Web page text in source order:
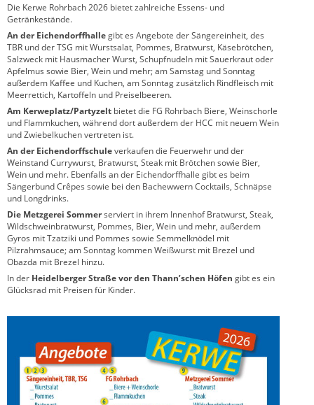
Die Kerwe Rohrbach 2026 bietet zahlreiche Essens- und
Getränkestände.
An der Eichendorffhallegibt es Angebote der Sängereinheit, des
TBR und der TSG mit Wurstsalat, Pommes, Bratwurst, Käsebrötchen,
Salzweck mit Hausmacher Wurst, Schupfnudeln mit Sauerkraut oder
Apfelmus sowie Bier, Wein und mehr; am Samstag und Sonntag
außerdem Kaffee und Kuchen, am Sonntag zusätzlich Rindfleisch mit
Meerrettich, Kartoffeln und Preiselbeeren.
Am Kerweplatz/Partyzelt bietet die FG Rohrbach Biere, Weinschorle
und Flammkuchen, während dort außerdem der HCC mit neuem Wein
und Zwiebelkuchen vertreten ist.
An der Eichendorffschuleverkaufen die Feuerwehr und der
Weinstand Currywurst, Bratwurst, Steak mit Brötchen sowie Bier,
Wein und mehr. Ebenfalls an der Eichendorffhalle gibt es beim
Sängerbund Crêpes sowie bei den Bachewwern Cocktails, Schnäpse
und Longdrinks.
Die Metzgerei Sommerserviert in ihrem Innenhof Bratwurst, Steak,
Wildschweinbratwurst, Pommes, Bier, Wein und mehr, außerdem
Gyros mit Tzatziki und Pommes sowie Semmelknödel mit
Pilzrahmsauce; am Sonntag kommen Weißwurst mit Brezel und
Obazda mit Brezel hinzu.
In der Heidelberger Straße vor den Thann’schen Höfen gibt es ein
Glücksrad mit Preisen für Kinder.